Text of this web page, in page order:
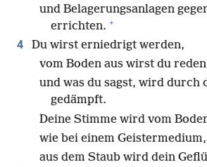
und Belagerungsanlagen
errichten. +
4
Du wirst erniedrigt werden,
vom Boden aus wirst du
und was du sagst, wird durch
gedämpft.
Deine Stimme wird vom
wie bei einem Geistermedium,
aus dem Staub wird dein